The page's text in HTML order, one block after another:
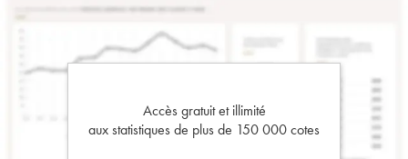
Accès gratuit et illimité
aux statistiques de plus de 150 000 cotes